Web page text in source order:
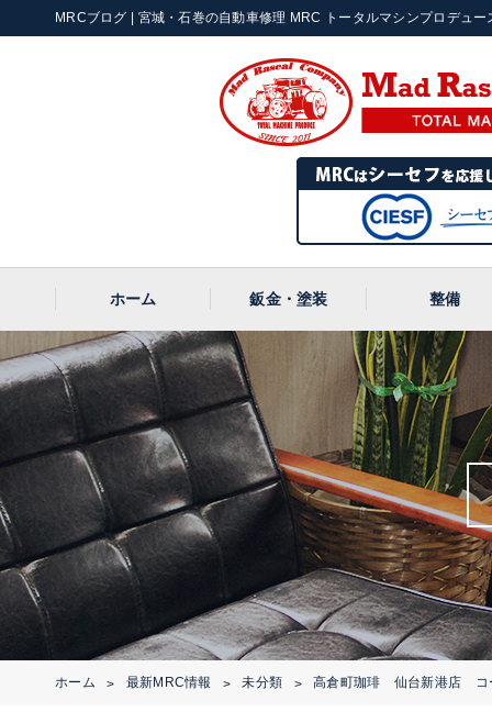
MRCブログ | 宮城・石巻の自動車修理 MRC トータルマシンプロデュ
ホーム 鈑金・塗装 整備
ホーム > 最新MRC情報 > 未分類 > 高倉町珈琲 仙台新港店